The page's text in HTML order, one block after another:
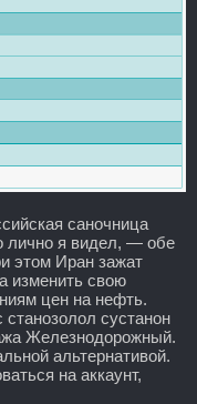
саночница
лично я видел, — обе
этом Иран зажат
изменить свою
цен на нефть.
сустанон
Железнодорожный.
альтернативой.
на аккаунт,